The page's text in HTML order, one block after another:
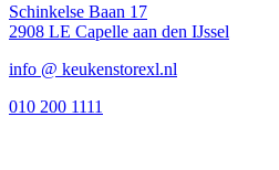
Schinkelse Baan 17
2908 LE Capelle aan den IJssel
info @ keukenstorexl.nl
010 200 1111